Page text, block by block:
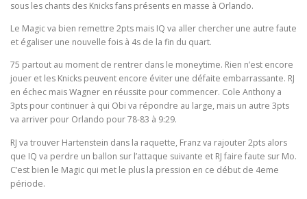
sous les chants des Knicks fans présents en masse à Orlando.
Le Magic va bien remettre 2pts mais IQ va aller chercher une autre faute
et égaliser une nouvelle fois à 4s de la fin du quart.
75 partout au moment de rentrer dans le moneytime. Rien n’est encore
jouer et les Knicks peuvent encore éviter une défaite embarrassante. RJ
en échec mais Wagner en réussite pour commencer. Cole Anthony a
3pts pour continuer à qui Obi va répondre au large, mais un autre 3pts
va arriver pour Orlando pour 78-83 à 9:29.
RJ va trouver Hartenstein dans la raquette, Franz va rajouter 2pts alors
que IQ va perdre un ballon sur l’attaque suivante et RJ faire faute sur Mo.
C’est bien le Magic qui met le plus la pression en ce début de 4eme
période.